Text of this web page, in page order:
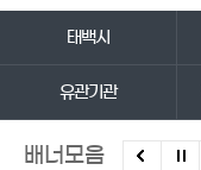
태백시
유관기관
배너모음